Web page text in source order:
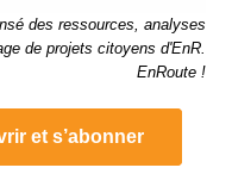
des ressources, analyses
de projets citoyens d'EnR.
EnRoute !
et s’abonner